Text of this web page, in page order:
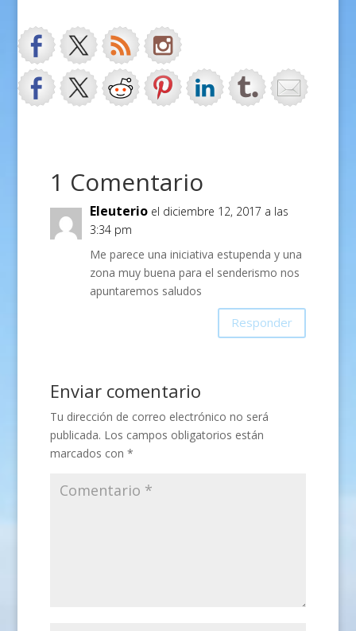
1 Comentario
Eleuterio el diciembre 12, 2017 a las
3:34 pm
Me parece una iniciativa estupenda y una
zona muy buena para el senderismo nos
apuntaremos saludos
Responder
Enviar comentario
Tu dirección de correo electrónico no será
publicada. Los campos obligatorios están
marcados con *